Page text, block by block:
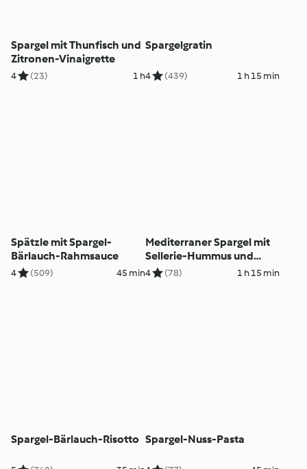
Spargel mit Thunfisch und
Zitronen-Vinaigrette
4 (23) 1 h
Spargelgratin
4 (439) 1 h 15 min
Spätzle mit Spargel-
Bärlauch-Rahmsauce
4 (509) 45 min
Mediterraner Spargel mit
Sellerie-Hummus und
Oliven-Petersilien-
4 (78) 1 h 15 min
Spargel-Bärlauch-Risotto Spargel-Nuss-Pasta